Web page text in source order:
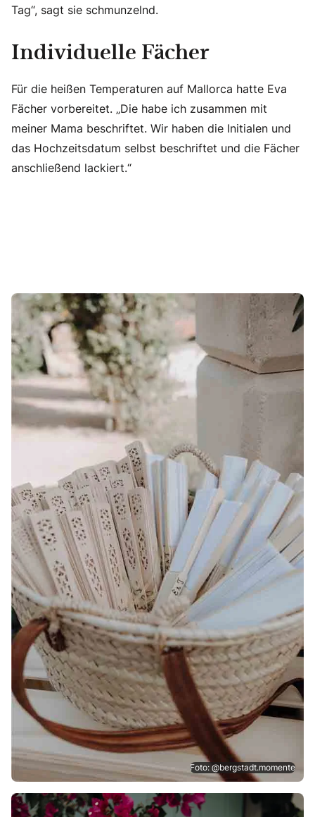
Tag“, sagt sie schmunzelnd.
Individuelle Fächer
Für die heißen Temperaturen auf Mallorca hatte Eva
Fächer vorbereitet. „Die habe ich zusammen mit
meiner Mama beschriftet. Wir haben die Initialen und
das Hochzeitsdatum selbst beschriftet und die Fächer
anschließend lackiert.“
Foto: @bergstadt.momente